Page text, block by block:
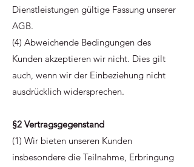
Dienstleistungen gültige Fassung unserer
AGB.
(4) Abweichende Bedingungen des
Kunden akzeptieren wir nicht. Dies gilt
auch, wenn wir der Einbeziehung nicht
ausdrücklich widersprechen.
§2 Vertragsgegenstand
(1) Wir bieten unseren Kunden
insbesondere die Teilnahme, Erbringung